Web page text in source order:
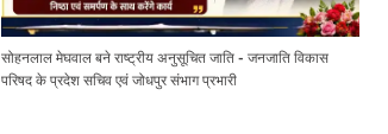
सोहनलाल मेघवाल बने राष्ट्रीय अनुसूचित जाति - जनजाति विकास
परिषद के प्रदेश सचिव एवं जोधपुर संभाग प्रभारी